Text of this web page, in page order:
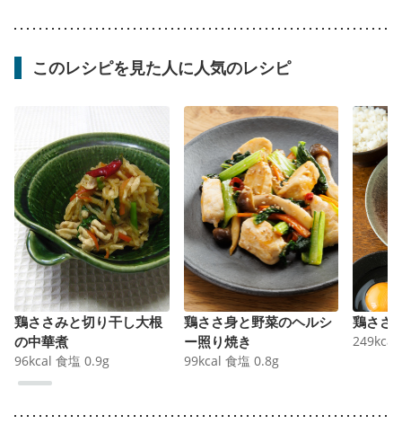
このレシピを見た人に人気のレシピ
鶏ささみと切り干し大根
の中華煮
96kcal 食塩 0.9g
鶏ささ身と野菜のヘルシ
ー照り焼き
99kcal 食塩 0.8g
鶏ささ
249kcal